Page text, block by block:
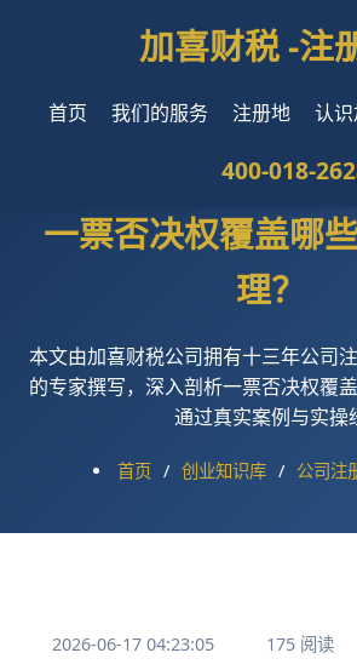
加喜财税 -注
首页 我们的服务 注册地 认
400-018-
一票否决权覆盖哪
理？
本文由加喜财税公司拥有十三年公司
的专家撰写，深入剖析一票否决权覆
通过真实案例与实操
首页 / 创业知识库 / 公司注
2026-06-17 04:23:05 175 阅读